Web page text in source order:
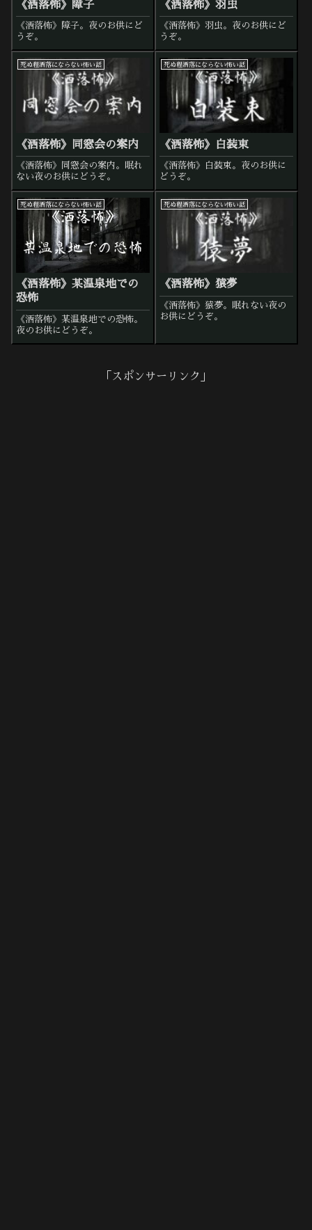
《洒落怖》障子
《洒落怖》障子。夜のお供にど
うぞ。
《洒落怖》羽虫
《洒落怖》羽虫。夜のお供にど
うぞ。
死ぬ程洒落にならない怖い話
《洒落怖》同窓会の案内
《洒落怖》同窓会の案内。眠れ
ない夜のお供にどうぞ。
死ぬ程洒落にならない怖い話
《洒落怖》白装束
《洒落怖》白装束。夜のお供に
どうぞ。
死ぬ程洒落にならない怖い話
《洒落怖》某温泉地での
恐怖
《洒落怖》某温泉地での恐怖。
夜のお供にどうぞ。
死ぬ程洒落にならない怖い話
《洒落怖》猿夢
《洒落怖》猿夢。眠れない夜の
お供にどうぞ。
「スポンサーリンク」